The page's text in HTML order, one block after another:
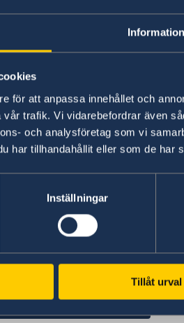
Information
för att anpassa innehållet och
trafik. Vi vidarebefordrar även
och analysföretag som vi
har tillhandahållit eller som de har
Inställningar
Tillåt urval
Nedan finner du